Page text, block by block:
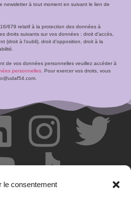
le consentement
newsletter à tout moment en suivant le lien de
679 relatif à la protection des données à
droits suivants sur vos données : droit d’accès,
(droit à l’oubli), droit d’opposition, droit à la
de vos données personnelles veuillez accéder à
personnelles . Pour exercer vos droits, vous